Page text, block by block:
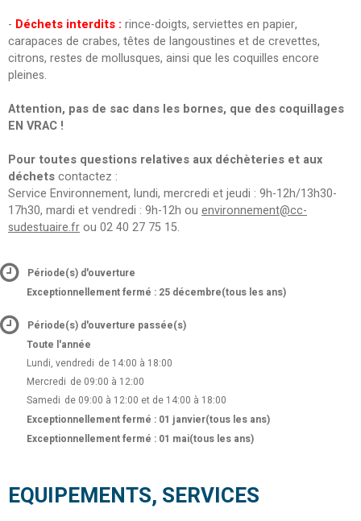
- Déchets interdits : rince-doigts, serviettes en papier,
carapaces de crabes, têtes de langoustines et de crevettes,
citrons, restes de mollusques, ainsi que les coquilles encore
pleines.
Attention, pas de sac dans les bornes, que des coquillages
EN VRAC !
Pour toutes questions relatives aux déchèteries et aux
déchetscontactez :
Service Environnement, lundi, mercredi et jeudi : 9h-12h/13h30-
17h30, mardi et vendredi : 9h-12h ou environnement@cc-
sudestuaire.frou 02 40 27 75 15.
Période(s) d'ouverture
Exceptionnellement fermé : 25 décembre(tous les ans)
Période(s) d'ouverture passée(s)
Toute l'année
Lundi, vendredi de 14:00 à 18:00
Mercredi de 09:00 à 12:00
Samedi de 09:00 à 12:00 et de 14:00 à 18:00
Exceptionnellement fermé : 01 janvier(tous les ans)
Exceptionnellement fermé : 01 mai(tous les ans)
EQUIPEMENTS, SERVICES